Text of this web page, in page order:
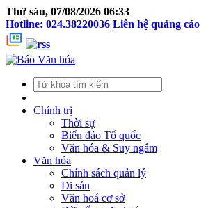
Thứ sáu, 07/08/2026 06:33
Hotline: 024.38220036 Liên hệ quảng cáo
Chính trị
Thời sự
Biển đảo Tổ quốc
Văn hóa & Suy ngẫm
Văn hóa
Chính sách quản lý
Di sản
Văn hoá cơ sở